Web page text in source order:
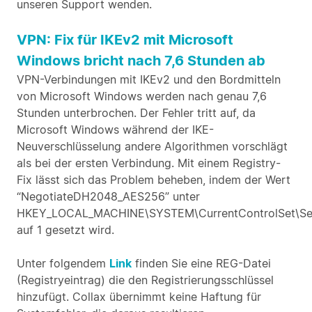
unseren Support wenden.
VPN: Fix für IKEv2 mit Microsoft
Windows bricht nach 7,6 Stunden ab
VPN-Verbindungen mit IKEv2 und den Bordmitteln
von Microsoft Windows werden nach genau 7,6
Stunden unterbrochen. Der Fehler tritt auf, da
Microsoft Windows während der IKE-
Neuverschlüsselung andere Algorithmen vorschlägt
als bei der ersten Verbindung. Mit einem Registry-
Fix lässt sich das Problem beheben, indem der Wert
“NegotiateDH2048_AES256” unter
auf 1 gesetzt wird.
Unter folgendem Link finden Sie eine REG-Datei
(Registryeintrag) die den Registrierungsschlüssel
hinzufügt. Collax übernimmt keine Haftung für